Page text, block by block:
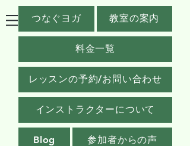
つなぐヨガ 教室の案内
料金一覧
レッスンの予約/お問い合わせ
インストラクターについて
Blog 参加者からの声